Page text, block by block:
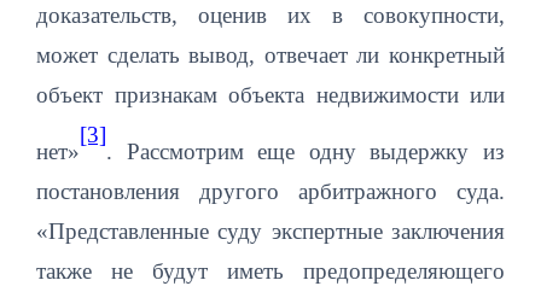
доказательств, оценив их в совокупности,
может сделать вывод, отвечает ли конкретный
объект признакам объекта недвижимости или
нет»
[3]
. Рассмотрим еще одну выдержку из
постановления другого арбитражного суда.
«Представленные суду экспертные заключения
также не будут иметь предопределяющего